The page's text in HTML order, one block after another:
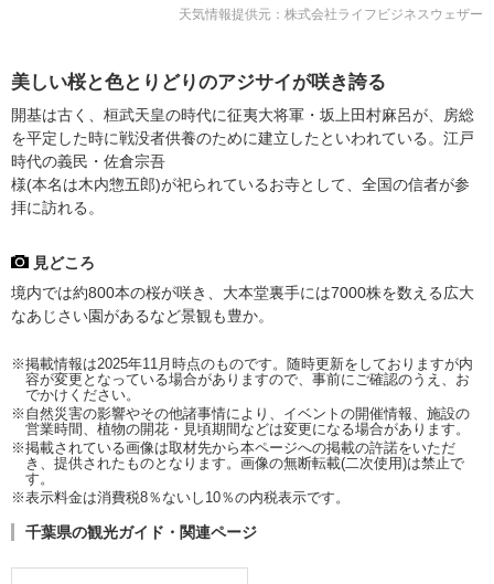
天気情報提供元：株式会社ライフビジネスウェザー
美しい桜と色とりどりのアジサイが咲き誇る
開基は古く、桓武天皇の時代に征夷大将軍・坂上田村麻呂が、房総
を平定した時に戦没者供養のために建立したといわれている。江戸
時代の義民・佐倉宗吾
様(本名は木内惣五郎)が祀られているお寺として、全国の信者が参
拝に訪れる。
見どころ
境内では約800本の桜が咲き、大本堂裏手には7000株を数える広大
なあじさい園があるなど景観も豊か。
※掲載情報は2025年11月時点のものです。随時更新をしておりますが内
容が変更となっている場合がありますので、事前にご確認のうえ、お
でかけください。
※自然災害の影響やその他諸事情により、イベントの開催情報、施設の
営業時間、植物の開花・見頃期間などは変更になる場合があります。
※掲載されている画像は取材先から本ページへの掲載の許諾をいただ
き、提供されたものとなります。画像の無断転載(二次使用)は禁止で
す。
※表示料金は消費税8％ないし10％の内税表示です。
千葉県の観光ガイド・関連ページ